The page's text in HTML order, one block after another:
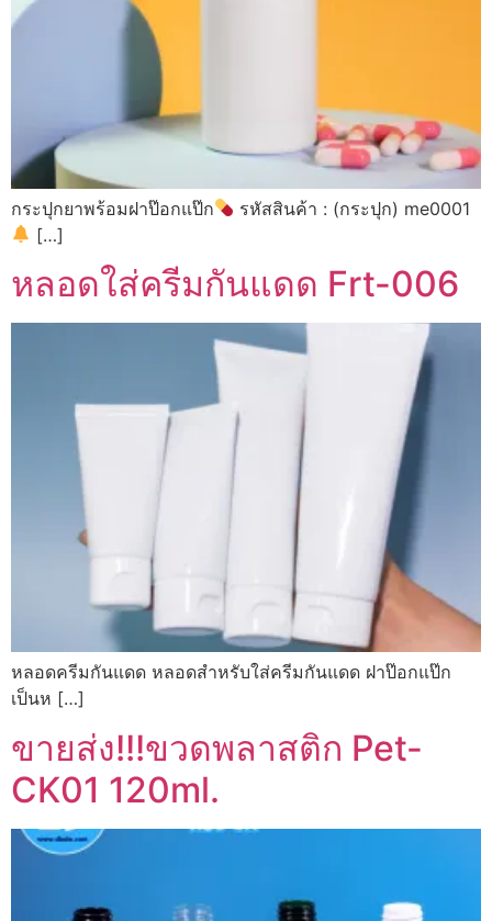
กระปุกยาพร้อมฝาป๊อกแป๊ก
รหัสสินค้า : (กระปุก) me0001
[…]
หลอดใส่ครีมกันแดด Frt-006
หลอดครีมกันแดด หลอดสำหรับใส่ครีมกันแดด ฝาป๊อกแป๊ก
เป็นห […]
ขายส่ง!!!ขวดพลาสติก Pet-
CK01 120ml.